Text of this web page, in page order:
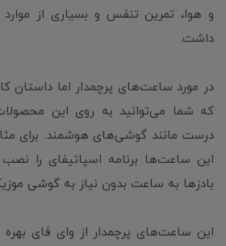
و هوا، تمرین تنفس و بسیاری از
داشت.
در مورد ساعت‌های پرچمدار اما داستان
که شما می‌توانید به روی این
درست مانند گوشی‌های هوشمند. برای
این ساعت‌ها برنامه اسپاتیفای را
بادزها به ساعت بدون نیاز به گوشی
این ساعت‌های پرچمدار از وای فای بهره